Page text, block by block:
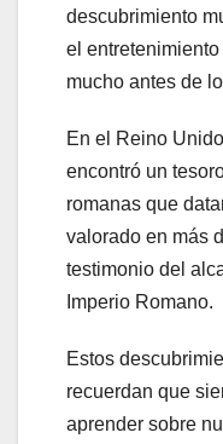
descubrimiento
el
mucho antes de
En el Reino
encontró un
romanas que
valorado en más
testimonio del
Imperio Romano.
Estos
recuerdan que
aprender sobre